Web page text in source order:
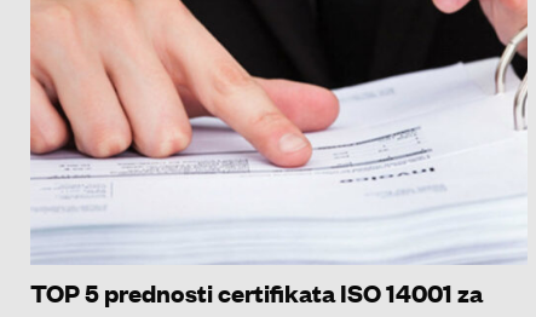
TOP 5 prednosti certifikata ISO 14001 za